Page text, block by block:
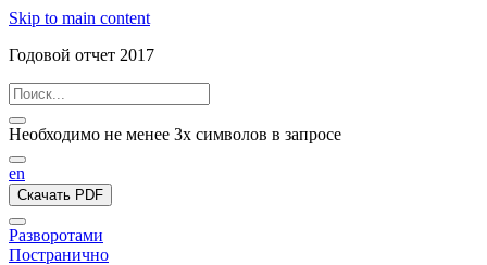
Skip to main content
Годовой отчет 2017
Необходимо не менее 3х символов в запросе
en
Скачать PDF
Разворотами
Постранично